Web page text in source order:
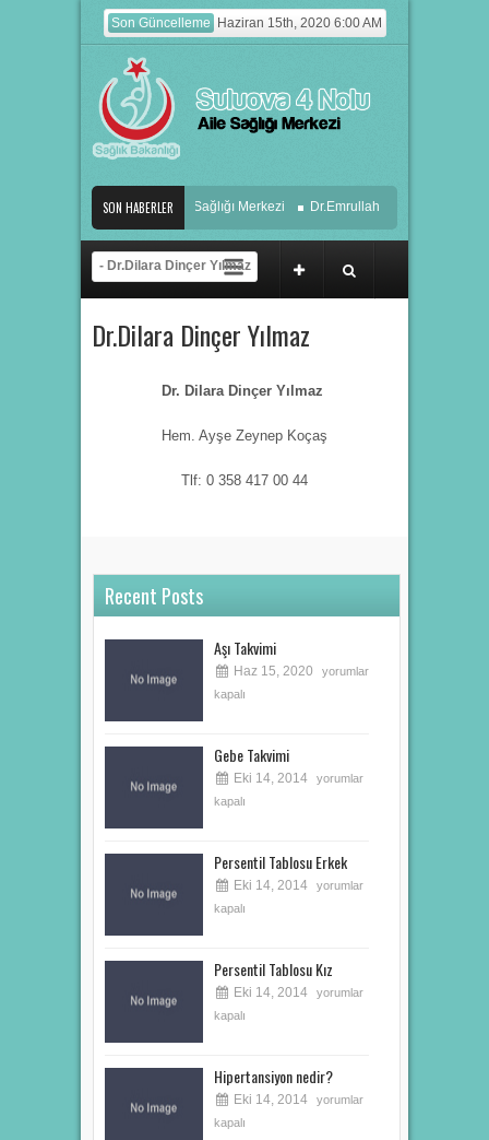
Son Güncelleme Haziran 15th, 2020 6:00 AM
SON HABERLER
Suluova 4 Nolu Aile Sağlığı Merkezi Dr.Emrullah Fidan
Dr.Dilara Dinçer Yılmaz
Dr.Dilara Dinçer Yılmaz
Dr. Dilara Dinçer Yılmaz
Hem. Ayşe Zeynep Koçaş
Tlf: 0 358 417 00 44
Recent Posts
Aşı Takvimi
Haz 15, 2020
yorumlar
kapalı
Gebe Takvimi
Eki 14, 2014
yorumlar
kapalı
Persentil Tablosu Erkek
Eki 14, 2014
yorumlar
kapalı
Persentil Tablosu Kız
Eki 14, 2014
yorumlar
kapalı
Hipertansiyon nedir?
Eki 14, 2014
yorumlar
kapalı